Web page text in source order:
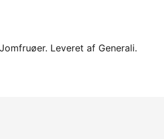
Leveret af Generali.